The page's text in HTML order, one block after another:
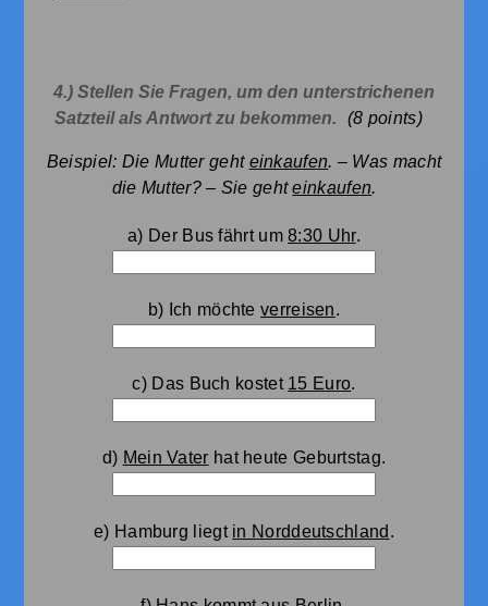
4.) Stellen Sie Fragen, um den unterstrichenen
Satzteil als Antwort zu bekommen.
(8 points)
Beispiel: Die Mutter geht einkaufen. – Was macht
die Mutter? – Sie gehteinkaufen.
a) Der Bus fährt um8:30 Uhr.
b) Ich möchteverreisen.
c) Das Buch kostet 15 Euro.
d) Mein Vater hat heute Geburtstag.
e) Hamburg liegt in Norddeutschland .